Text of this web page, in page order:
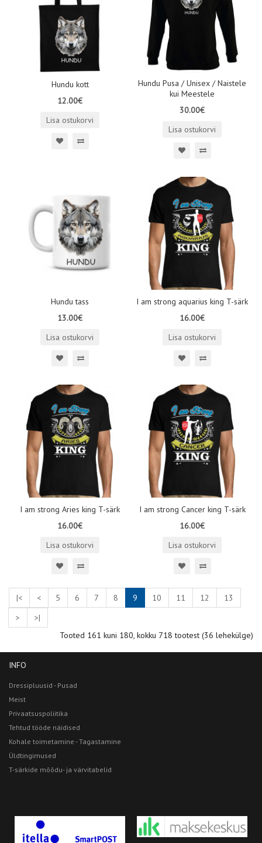
Hundu kott
12.00€
Lisa ostukorvi
Hundu Pusa / Unisex / Naistele
kui Meestele
30.00€
Lisa ostukorvi
Hundu tass
13.00€
Lisa ostukorvi
I am strong aquarius king T-särk
16.00€
Lisa ostukorvi
I am strong Aries king T-särk
16.00€
Lisa ostukorvi
I am strong Cancer king T-särk
16.00€
Lisa ostukorvi
|< < 5 6 7 8 9 10 11 12
13
>
>|
Tooted 161 kuni 180, kokku 718 tootest (36 lehekülge)
INFO
Dressipluusid - Pusad
Meist
Privaatsuspoliitika
Tehtud tööde näidised
Kohale toimetamine - Tagastamine
Üldtingimused
T-särkide mõõdu- ja värvitabelid